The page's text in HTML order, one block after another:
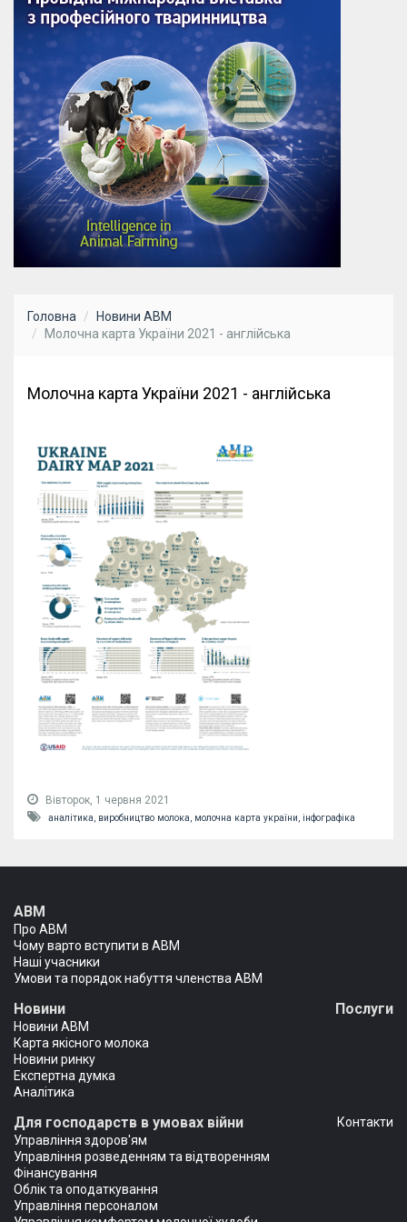
Головна
Новини АВМ
Молочна карта України 2021 - англійська
Молочна карта України 2021 - англійська
Вівторок, 1 червня 2021
аналітика, виробництво молока, молочна карта україни, інфографіка
АВМ
Про АВМ
Чому варто вступити в АВМ
Наші учасники
Умови та порядок набуття членства АВМ
Новини
Новини АВМ
Карта якісного молока
Новини ринку
Експертна думка
Аналітика
Послуги
Для господарств в умовах війни
Управління здоров'ям
Управління розведенням та відтворенням
Фінансування
Облік та оподаткування
Управління персоналом
Контакти